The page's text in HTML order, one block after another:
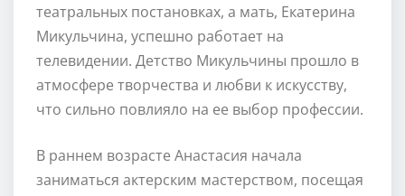
театральных постановках, а мать, Екатерина
Микульчина, успешно работает на
телевидении. Детство Микульчины прошло в
атмосфере творчества и любви к искусству,
что сильно повлияло на ее выбор профессии.
В раннем возрасте Анастасия начала
заниматься актерским мастерством, посещая